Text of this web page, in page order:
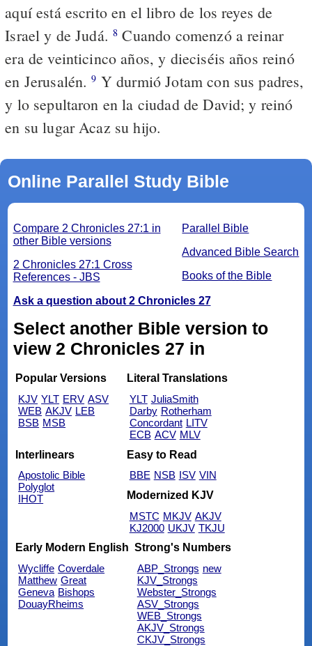
aquí está escrito en el libro de los reyes de
Israel y de Judá.8 Cuando comenzó a reinar
era de veinticinco años, y dieciséis años reinó
en Jerusalén.9 Y durmió Jotam con sus padres,
y lo sepultaron en la ciudad de David; y reinó
en su lugar Acaz su hijo.
Online Parallel Study Bible
Parallel Bible
Advanced Bible Search
Books of the Bible
Compare 2 Chronicles 27:1 in
other Bible versions
2 Chronicles 27:1 Cross
References - JBS
Ask a question about 2 Chronicles 27
Select another Bible version to
view 2 Chronicles 27 in
Popular Versions
KJV YLT ERV ASV
WEB AKJV LEB
BSB MSB
Literal Translations
YLT JuliaSmith
Darby Rotherham
Concordant LITV
ECB ACV MLV
Interlinears
Apostolic Bible
Polyglot
IHOT
Easy to Read
BBE NSB ISV VIN
Modernized KJV
MSTC MKJV AKJV
KJ2000 UKJV TKJU
Early Modern English
Wycliffe Coverdale
Matthew Great
Geneva Bishops
DouayRheims
Strong's Numbers
ABP_Strongs new
KJV_Strongs
Webster_Strongs
ASV_Strongs
WEB_Strongs
AKJV_Strongs
CKJV_Strongs